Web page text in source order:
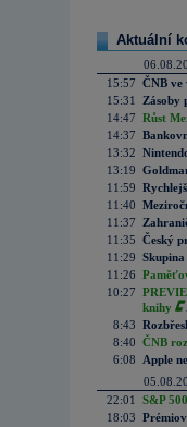
Aktuální
15:57 ČNB ve
15:31
Zásoby
14:47 Růst
14:37
13:32
13:19
11:59
11:40
11:37
11:35 Český
11:29
11:26
10:27
knihy
8:43
8:40 ČNB
6:08
Apple
22:01
S&P
18:03